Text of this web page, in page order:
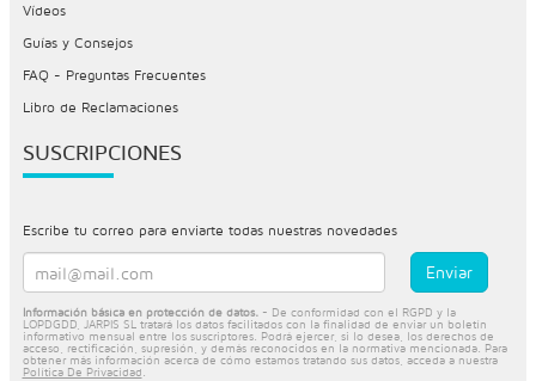
Vídeos
Guías y Consejos
FAQ - Preguntas Frecuentes
Libro de Reclamaciones
SUSCRIPCIONES
Escribe tu correo para enviarte todas nuestras novedades
Información básica en protección de datos. - De conformidad con el RGPD y la
LOPDGDD, JARPIS SL tratará los datos facilitados con la finalidad de enviar un boletín
informativo mensual entre los suscriptores. Podrá ejercer, si lo desea, los derechos de
acceso, rectificación, supresión, y demás reconocidos en la normativa mencionada. Para
obtener más información acerca de cómo estamos tratando sus datos, acceda a nuestra
Política De Privacidad